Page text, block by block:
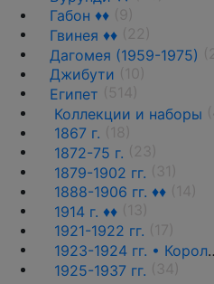
Габон ♦♦
Гвинея ♦♦
Дагомея (1959-1975)
Джибути
Египет
Коллекции и наборы
1867 г.
1872-75 г.
1879-1902 гг.
1888-1906 гг. ♦♦
1914 г. ♦♦
1921-1922 гг.
1923-1924 гг. • Король Фуад(стандарт) ♦♦
1925-1937 гг.